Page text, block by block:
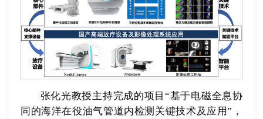
张化光教授主持完成的项目“基于电磁全息协
同的海洋在役油气管道内检测关键技术及应用”，